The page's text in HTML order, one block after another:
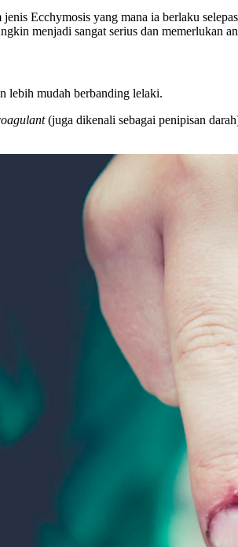
Ecchymosis yang mana ia berlaku
menjadi sangat serius dan memerlukan
lebih mudah berbanding lelaki.
(juga dikenali sebagai penipisan